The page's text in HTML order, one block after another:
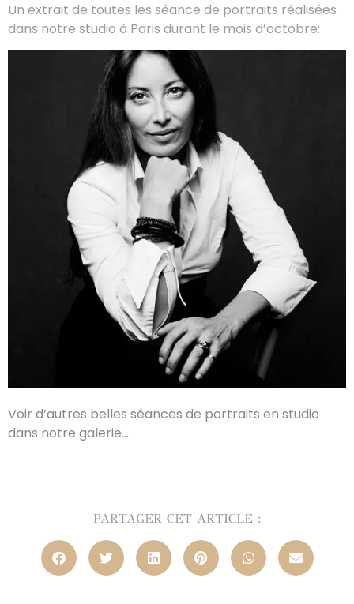
Un extrait de toutes les séance de portraits réalisées
dans notre studio à Paris durant le mois d’octobre:
Voir d’autres belles séances de portraits en studio
dans notre galerie…
PARTAGER CET ARTICLE :